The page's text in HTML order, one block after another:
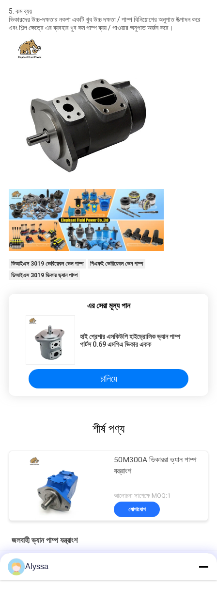
5. কম ব্যয়
ভিকারদের উচ্চ-দক্ষতার নকশা একটি খুব উচ্চ দক্ষতা / পাম্প বিনিয়োগের অনুপাত উত্পাদন করে
এবং শিল্প ক্ষেত্রে এর ব্যবহার খুব কম পাম্প ব্যয় / পাওয়ার অনুপাত অর্জন করে।
ডিআইএস 3019 ভেরিয়েবল ভেন পাম্প
পিএফই ভেরিয়েবল ভেন পাম্প
ডিআইএস 3019 ভিকার ভ্যান পাম্প
এর সেরা মূল্য পান
হাই প্রেশার এসকিউপি হাইড্রোলিক ভ্যান পাম্প
পার্টস 0.69 এমপিএ ভিকার একক
চালিয়ে
শীর্ষ পণ্য
50M300A ভিকাররা ভ্যান পাম্প
যন্ত্রাংশ
আলোচনা সাপেক্ষে MOQ:1
যোগাযোগ
জলবাহী ভ্যান পাম্প যন্ত্রাংশ
ইটন ভিকার্স এম সিরিজ ভেইন মোটর ৪৬এম১৮৫এ১সি২০ প্রতিস্থাপন
ইটন ভিকার্স এম সিরিজ ভেইন মোটর 36M115A 11C20 / ড্যানফোস 312072-3
Alyssa